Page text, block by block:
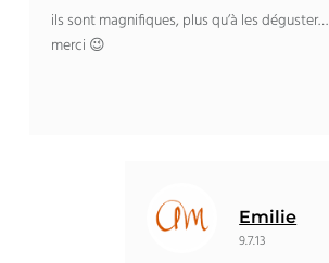
ils sont magnifiques, plus qu’à les déguster…
merci 😉
Emilie
9.7.13